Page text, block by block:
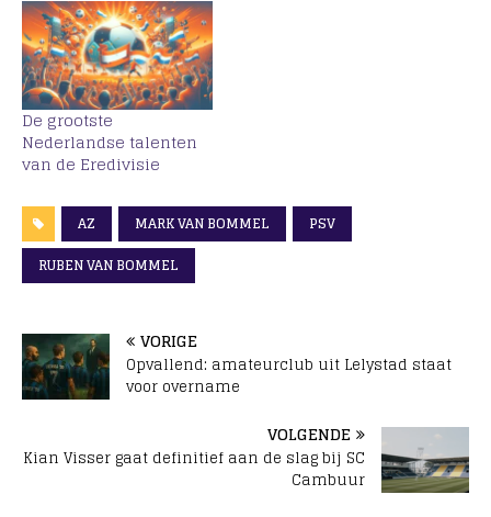
De grootste
Nederlandse talenten
van de Eredivisie
AZ MARK VAN BOMMEL
PSV
RUBEN VAN BOMMEL
VORIGE
Opvallend: amateurclub uit Lelystad staat
voor overname
VOLGENDE
Kian Visser gaat definitief aan de slag bij SC
Cambuur